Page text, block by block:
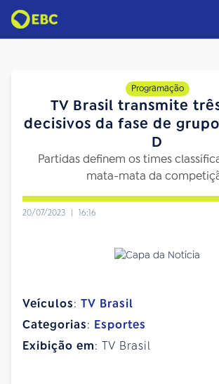
Programação
TV Brasil transmite
decisivos da fase de
D
Partidas definem os times
mata-mata da
20/07/2023 | 16:16
Veículos: TV Brasil
Categorias: Esportes
Exibição em: TV Brasil